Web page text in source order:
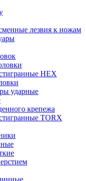
лезвия к ножам
HEX
ударные
крепежа
TORX